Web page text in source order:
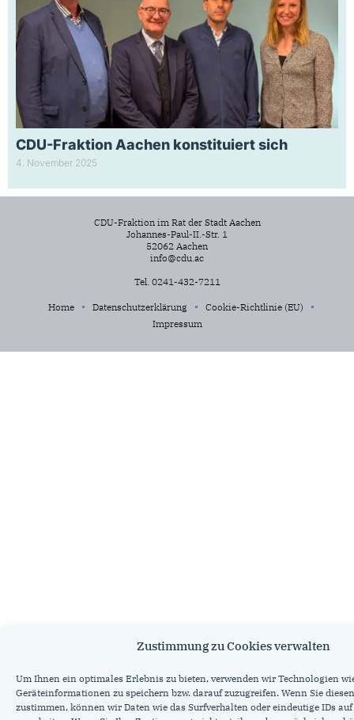
Zustimmung zu Cookies verwalten
Um Ihnen ein optimales Erlebnis zu bieten, verwenden wir Technologien
Geräteinformationen zu speichern bzw. darauf zuzugreifen. Wenn Sie
zustimmen, können wir Daten wie das Surfverhalten oder eindeutige IDs auf
CDU-Fraktion Aachen konstituiert sich
4. November 2025
CDU-Fraktion im Rat der Stadt Aachen
Johannes-Paul-II.-Str. 1
52062 Aachen
info@cdu.ac
Tel. 0241-432-7211
Home Datenschutzerklärung
Cookie-Richtlinie (EU)
Impressum